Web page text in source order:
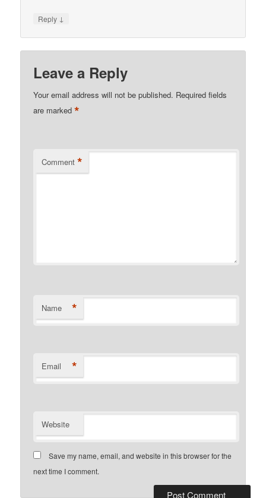
Reply ↓
Leave a Reply
Your email address will not be published. Required fields
are marked*
Comment *
Name *
Email *
Website
Save my name, email, and website in this browser for the
next time I comment.